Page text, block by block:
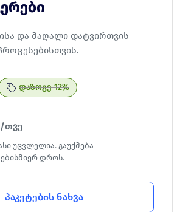
და მაღალი დატვირთვის
დაზოგე 12%
/თვე
უცვლელია. გაუქმება
დროს.
პაკეტების ნახვა